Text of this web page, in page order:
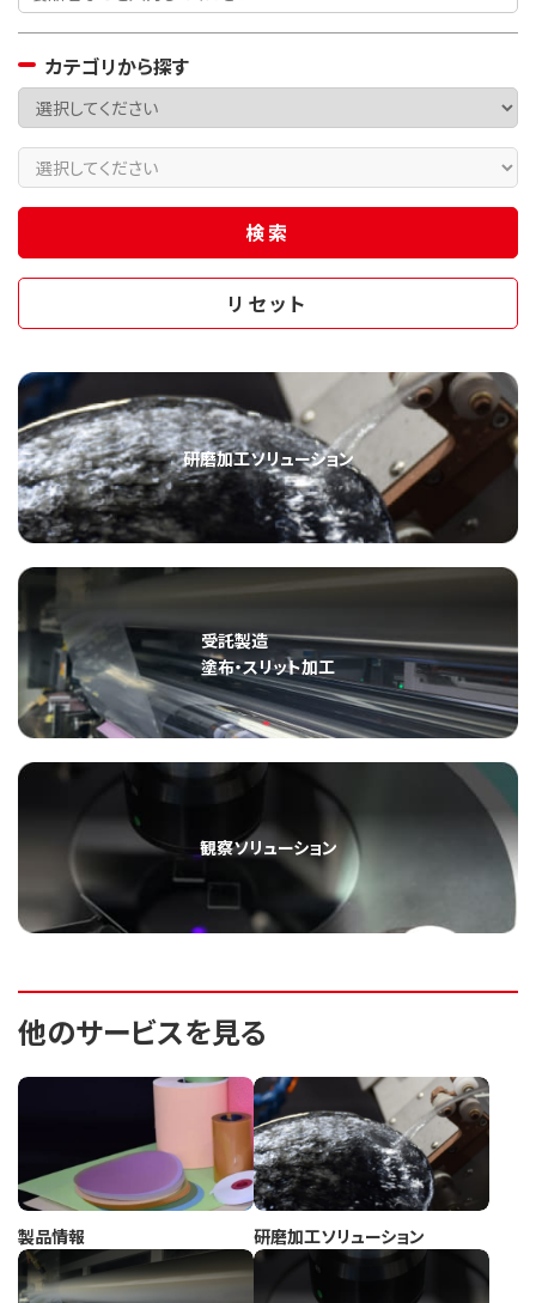
カテゴリから探す
研磨加工ソリューション
受託製造
塗布・スリット加工
観察ソリューション
他のサービスを見る
製品情報 研磨加工ソリューション